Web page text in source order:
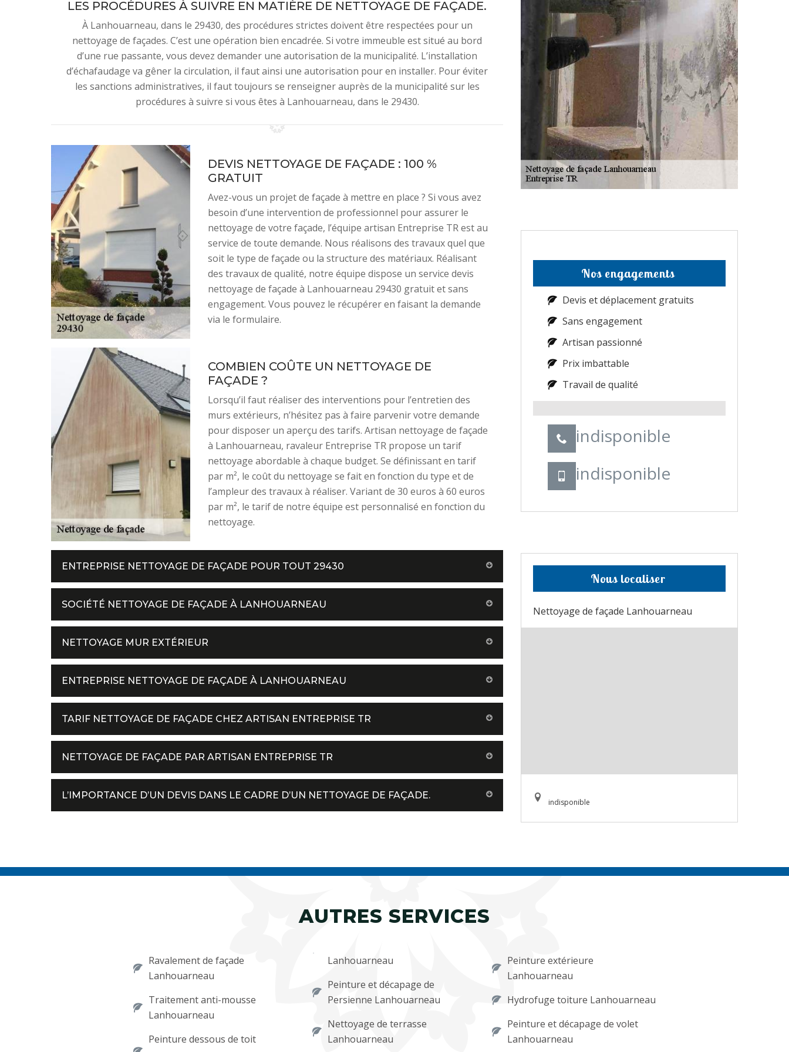
LES PROCÉDURES À SUIVRE EN MATIÈRE DE NETTOYAGE DE FAÇADE.
À Lanhouarneau, dans le 29430, des procédures strictes doivent être respectées pour un
nettoyage de façades. C’est une opération bien encadrée. Si votre immeuble est situé au bord
d’une rue passante, vous devez demander une autorisation de la municipalité. L’installation
d’échafaudage va gêner la circulation, il faut ainsi une autorisation pour en installer. Pour éviter
les sanctions administratives, il faut toujours se renseigner auprès de la municipalité sur les
procédures à suivre si vous êtes à Lanhouarneau, dans le 29430.
DEVIS NETTOYAGE DE FAÇADE : 100 %
GRATUIT
Avez-vous un projet de façade à mettre en place ? Si vous avez
besoin d’une intervention de professionnel pour assurer le
nettoyage de votre façade, l’équipe artisan Entreprise TR est au
service de toute demande. Nous réalisons des travaux quel que
soit le type de façade ou la structure des matériaux. Réalisant
des travaux de qualité, notre équipe dispose un service devis
nettoyage de façade à Lanhouarneau 29430 gratuit et sans
engagement. Vous pouvez le récupérer en faisant la demande
via le formulaire.
COMBIEN COÛTE UN NETTOYAGE DE
FAÇADE ?
Lorsqu’il faut réaliser des interventions pour l’entretien des
murs extérieurs, n’hésitez pas à faire parvenir votre demande
pour disposer un aperçu des tarifs. Artisan nettoyage de façade
à Lanhouarneau, ravaleur Entreprise TR propose un tarif
nettoyage abordable à chaque budget. Se définissant en tarif
par m², le coût du nettoyage se fait en fonction du type et de
l’ampleur des travaux à réaliser. Variant de 30 euros à 60 euros
par m², le tarif de notre équipe est personnalisé en fonction du
nettoyage.
ENTREPRISE NETTOYAGE DE FAÇADE POUR TOUT 29430
SOCIÉTÉ NETTOYAGE DE FAÇADE À LANHOUARNEAU
NETTOYAGE MUR EXTÉRIEUR
ENTREPRISE NETTOYAGE DE FAÇADE À LANHOUARNEAU
TARIF NETTOYAGE DE FAÇADE CHEZ ARTISAN ENTREPRISE TR
NETTOYAGE DE FAÇADE PAR ARTISAN ENTREPRISE TR
L’IMPORTANCE D’UN DEVIS DANS LE CADRE D’UN NETTOYAGE DE FAÇADE.
Nos engagements
Devis et déplacement gratuits
Sans engagement
Artisan passionné
Prix imbattable
Travail de qualité
indisponible
indisponible
Nous localiser
Nettoyage de façade Lanhouarneau
indisponible
AUTRES SERVICES
Ravalement de façade
Lanhouarneau
Traitement anti-mousse
Lanhouarneau
Peinture dessous de toit
Lanhouarneau
Peinture et décapage de
Persienne Lanhouarneau
Nettoyage de terrasse
Lanhouarneau
Peinture extérieure
Lanhouarneau
Hydrofuge toiture Lanhouarneau
Peinture et décapage de volet
Lanhouarneau